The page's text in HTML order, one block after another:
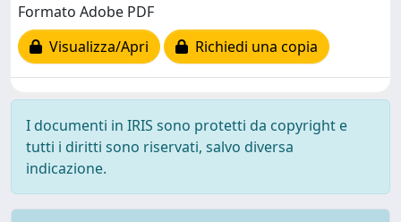
Formato Adobe PDF
Visualizza/Apri
Richiedi una copia
I documenti in IRIS sono protetti da copyright e
tutti i diritti sono riservati, salvo diversa
indicazione.